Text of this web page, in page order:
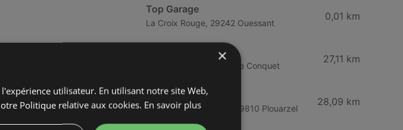
Top Garage
La Croix Rouge, 29242 Ouessant
0,01 km
Route de Brest, 29217 Le Conquet
27,11 km
Station U
Lieu-dit Menez Crenn, 29810 Plouarzel
28,09 km
×
utilisateur. En utilisant notre site Web,
Politique relative aux cookies. En savoir plus